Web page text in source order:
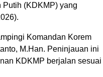
(KDKMP) yang
Komandan Korem
M.Han. Peninjauan ini
KDKMP berjalan sesuai